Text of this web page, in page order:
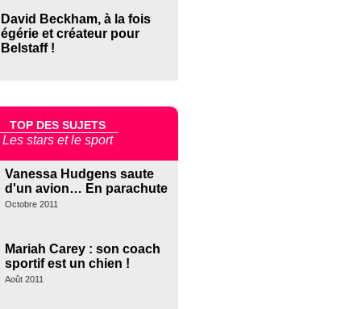
David Beckham, à la fois
égérie et créateur pour
Belstaff !
TOP DES SUJETS
Les stars et le sport
Vanessa Hudgens saute
d'un avion… En parachute
Octobre 2011
Mariah Carey : son coach
sportif est un chien !
Août 2011